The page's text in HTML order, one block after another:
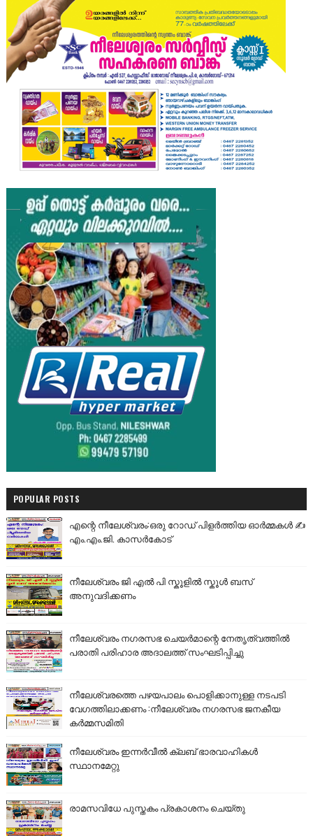
POPULAR POSTS
എന്റെ നീലേശ്വരം:ഒരു റോഡ് പിളർത്തിയ ഓർമ്മകൾ ✍️
എം.എം.ജി. കാസർകോട്
നീലേശ്വരം ജി എൽ പി സ്കൂളിൽ സ്കൂൾ ബസ്
അനുവദിക്കണം
നീലേശ്വരം നഗരസഭ ചെയർമാന്റെ നേതൃത്വത്തിൽ
പരാതി പരിഹാര അദാലത്ത് സംഘടിപ്പിച്ചു
നീലേശ്വരത്തെ പഴയപാലം പൊളിക്കാനുള്ള നടപടി
വേഗത്തിലാക്കണം :നീലേശ്വരം നഗരസഭ ജനകീയ
കർമ്മസമിതി
നീലേശ്വരം ഇന്നർവീൽ ക്ലബ് ഭാരവാഹികൾ
സ്ഥാനമേറ്റു
രാമസവിധേ പുസ്തകം പ്രകാശനം ചെയ്തു